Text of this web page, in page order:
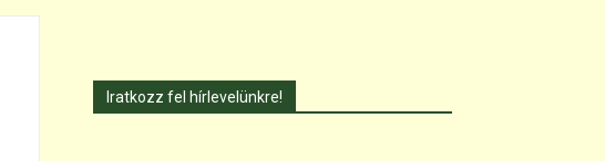
Iratkozz fel hírlevelünkre!